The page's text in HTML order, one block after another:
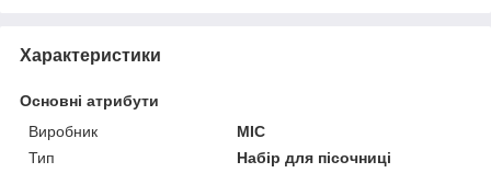
Характеристики
Основні атрибути
Виробник
МІС
Тип
Набір для пісочниці